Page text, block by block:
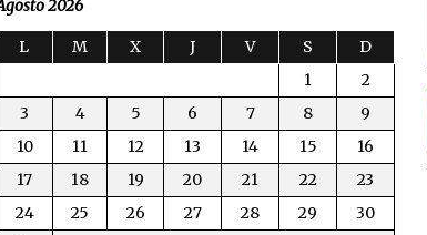
2026
L M X J V S
D
1
2
3
4 5 6 7 8
9
10
11 12 13 14 15
16
17
18 19 20 21 22
23
24
25 26 27 28 29
30